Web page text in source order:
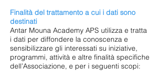
Finalità del trattamento a cui i dati sono
destinati
Antar Mouna Academy APS utilizza e tratta
i dati per diffondere la conoscenza e
sensibilizzare gli interessati su iniziative,
programmi, attività e altre finalità specifiche
dell’Associazione, e per i seguenti scopi: